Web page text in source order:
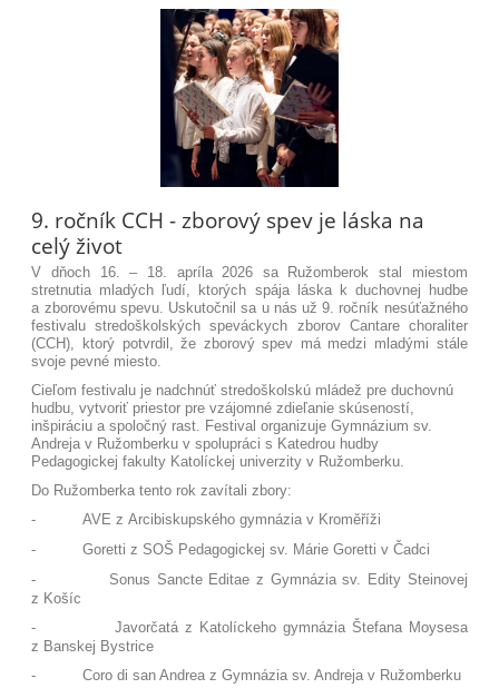
9. ročník CCH - zborový spev je láska na
celý život
V dňoch 16. – 18. apríla 2026 sa Ružomberok stal miestom
stretnutia mladých ľudí, ktorých spája láska k duchovnej hudbe
a zborovému spevu. Uskutočnil sa u nás už 9. ročník nesúťažného
festivalu stredoškolských speváckych zborov Cantare choraliter
(CCH), ktorý potvrdil, že zborový spev má medzi mladými stále
svoje pevné miesto.
Cieľom festivalu je nadchnúť stredoškolskú mládež pre duchovnú
hudbu, vytvoriť priestor pre vzájomné zdieľanie skúseností,
inšpiráciu a spoločný rast. Festival organizuje Gymnázium sv.
Andreja v Ružomberku v spolupráci s Katedrou hudby
Pedagogickej fakulty Katolíckej univerzity v Ružomberku.
Do Ružomberka tento rok zavítali zbory:
-
AVE z Arcibiskupského gymnázia v Kroměříži
-
Goretti z SOŠ Pedagogickej sv. Márie Goretti v Čadci
-
Sonus Sancte Editae z Gymnázia sv. Edity Steinovej
z Košíc
-
Javorčatá z Katolíckeho gymnázia Štefana Moysesa
z Banskej Bystrice
-
Coro di san Andrea z Gymnázia sv. Andreja v Ružomberku